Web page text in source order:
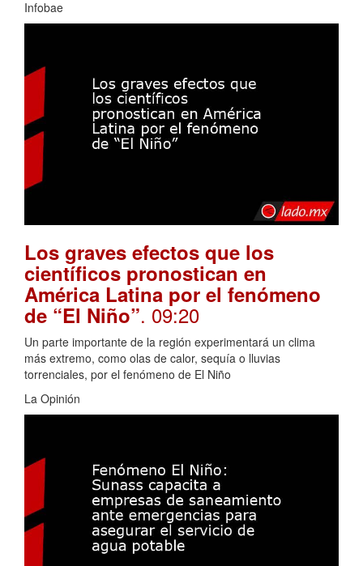
Infobae
Los graves efectos que los
científicos pronostican en
América Latina por el fenómeno
de “El Niño”. 09:20
Un parte importante de la región experimentará un clima
más extremo, como olas de calor, sequía o lluvias
torrenciales, por el fenómeno de El Niño
La Opinión